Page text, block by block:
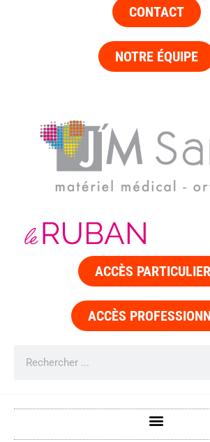
CONTACT
NOTRE ÉQUIPE
ACCÈS
ACCÈS